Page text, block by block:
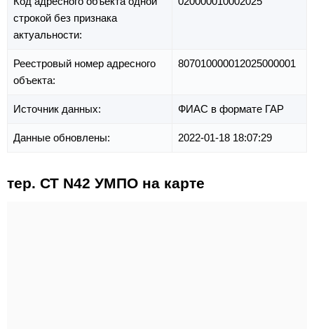
строкой без признака
актуальности:
Реестровый номер адресного
объекта:
807010000012025000001
Источник данных: ФИАС в формате ГАР
Данные обновлены: 2022-01-18 18:07:29
тер. СТ N42 УМПО на карте